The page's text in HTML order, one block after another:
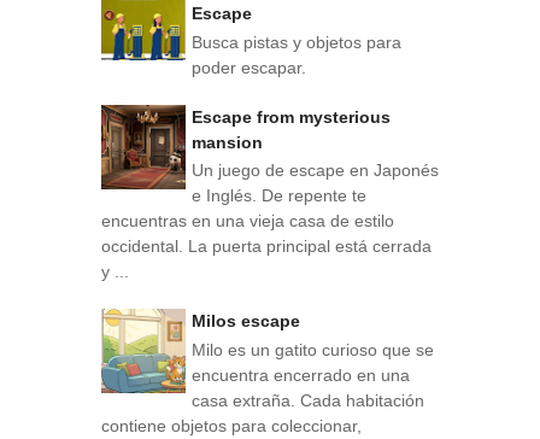
Escape
Busca pistas y objetos para
poder escapar.
Escape from mysterious
mansion
Un juego de escape en Japonés
e Inglés. De repente te
encuentras en una vieja casa de estilo
occidental. La puerta principal está cerrada
y ...
Milos escape
Milo es un gatito curioso que se
encuentra encerrado en una
casa extraña. Cada habitación
contiene objetos para coleccionar,